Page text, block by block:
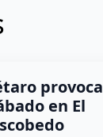
provoca
en El